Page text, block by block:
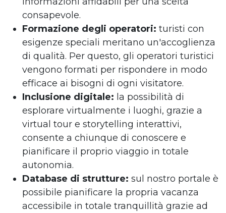
consapevole.
Formazione degli operatori: turisti con
esigenze speciali meritano un'accoglienza
di qualità. Per questo, gli operatori turistici
vengono formati per rispondere in modo
efficace ai bisogni di ogni visitatore.
Inclusione digitale: la possibilità di
esplorare virtualmente i luoghi, grazie a
virtual tour e storytelling interattivi,
consente a chiunque di conoscere e
pianificare il proprio viaggio in totale
autonomia.
Database di strutture: sul nostro portale è
possibile pianificare la propria vacanza
accessibile in totale tranquillità grazie ad